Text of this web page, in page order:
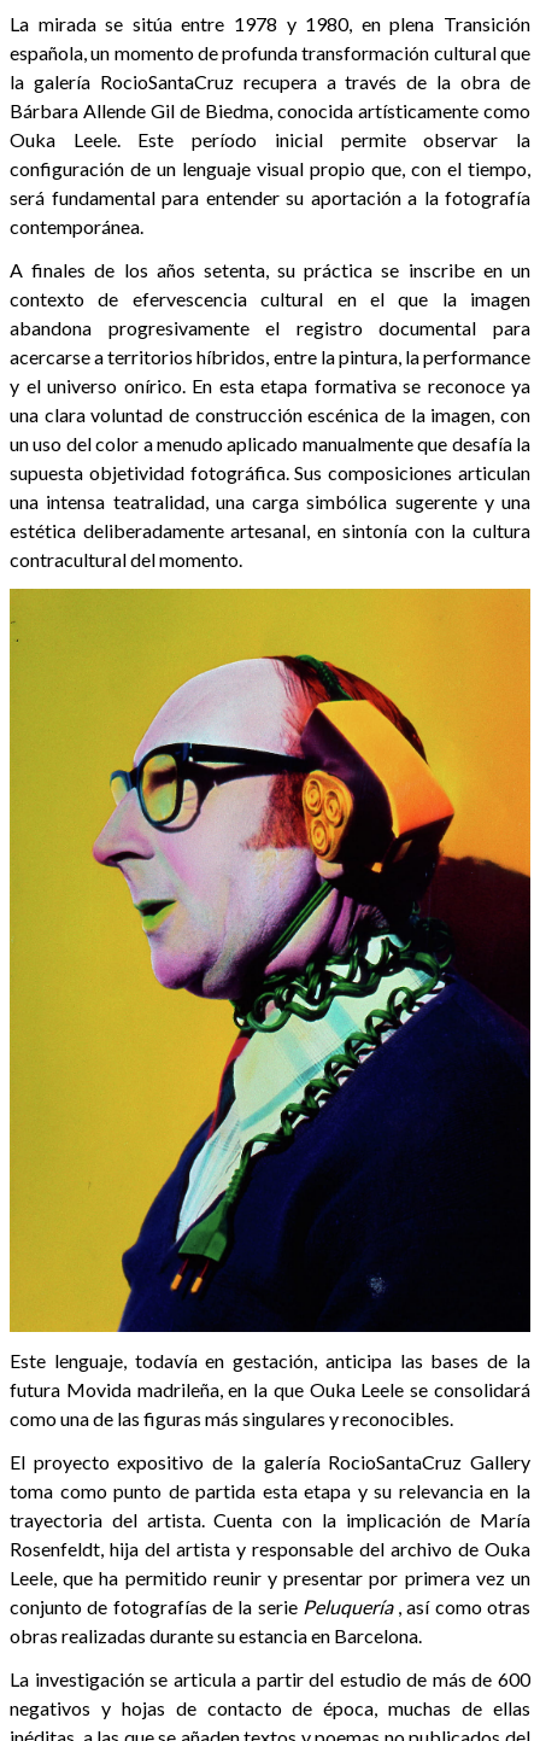
La mirada se sitúa entre 1978 y 1980, en plena Transición
española, un momento de profunda transformación cultural que
la galería RocioSantaCruz recupera a través de la obra de
Bárbara Allende Gil de Biedma, conocida artísticamente como
Ouka Leele. Este período inicial permite observar la
configuración de un lenguaje visual propio que, con el tiempo,
será fundamental para entender su aportación a la fotografía
contemporánea.
A finales de los años setenta, su práctica se inscribe en un
contexto de efervescencia cultural en el que la imagen
abandona progresivamente el registro documental para
acercarse a territorios híbridos, entre la pintura, la performance
y el universo onírico. En esta etapa formativa se reconoce ya
una clara voluntad de construcción escénica de la imagen, con
un uso del color a menudo aplicado manualmente que desafía la
supuesta objetividad fotográfica. Sus composiciones articulan
una intensa teatralidad, una carga simbólica sugerente y una
estética deliberadamente artesanal, en sintonía con la cultura
contracultural del momento.
Este lenguaje, todavía en gestación, anticipa las bases de la
futura Movida madrileña, en la que Ouka Leele se consolidará
como una de las figuras más singulares y reconocibles.
El proyecto expositivo de la galería RocioSantaCruz Gallery
toma como punto de partida esta etapa y su relevancia en la
trayectoria del artista. Cuenta con la implicación de María
Rosenfeldt, hija del artista y responsable del archivo de Ouka
Leele, que ha permitido reunir y presentar por primera vez un
conjunto de fotografías de la serie Peluquería, así como otras
obras realizadas durante su estancia en Barcelona.
La investigación se articula a partir del estudio de más de 600
negativos y hojas de contacto de época, muchas de ellas
inéditas, a las que se añaden textos y poemas no publicados del